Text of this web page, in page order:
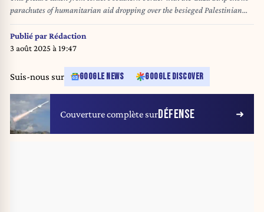
parachutes of humanitarian aid dropping over the besieged Palestinian
territory on March 27, 2024, amid the ongoing conflict between Israel and
Publié parRédaction
3 août 2025 à 19:47
Suis-nous sur GOOGLE NEWS GOOGLE DISCOVER
Couverture complète surDÉFENSE